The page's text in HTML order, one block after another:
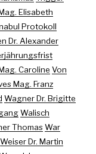
Elisabeth
Protokoll
Dr. Alexander
Caroline Von
Mag. Franz
Wagner Dr. Brigitte
Walisch
ThomasWar
Weiser Dr. Martin